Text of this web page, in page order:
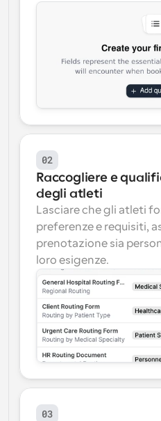
02
Raccogliere e
degli atleti
Lasciare che gli atleti
preferenze e requisiti,
prenotazione sia
loro esigenze.
03